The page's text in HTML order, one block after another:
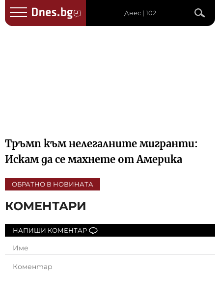
Днес | 102
Тръмп към нелегалните мигранти:
Искам да се махнете от Америка
ОБРАТНО В НОВИНАТА
КОМЕНТАРИ
НАПИШИ КОМЕНТАР